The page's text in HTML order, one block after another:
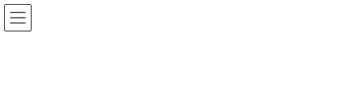
コ
ン
ナ
ビ